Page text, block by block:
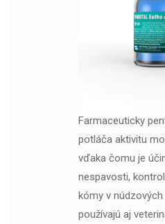
Farmaceuticky
potláča aktivitu
vďaka čomu je
nespavosti,
kómy v
používajú aj